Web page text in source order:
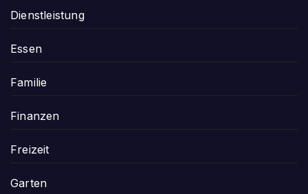
Dienstleistung
Essen
Familie
Finanzen
Freizeit
Garten